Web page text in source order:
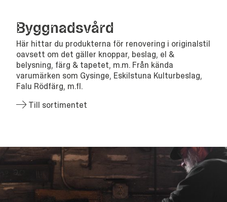
Bygg­nads­vård
Här hittar du produkterna för renovering i originalstil
oavsett om det gäller knoppar, beslag, el &
belysning, färg & tapetet, m.m. Från kända
varumärken som Gysinge, Eskilstuna Kulturbeslag,
Falu Rödfärg, m.fl.
Till sortimentet